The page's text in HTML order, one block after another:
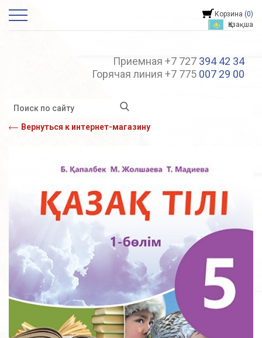
Корзина (0)
Қазақша
Приемная +7 727 394 42 34
Горячая линия +7 775 007 29 00
Вернуться к интернет-магазину